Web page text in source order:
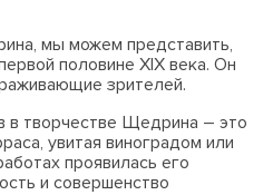
мы можем представить,
половине XIX века. Он
зрителей.
в творчестве Щедрина – это
увитая виноградом или
проявилась его
и совершенство